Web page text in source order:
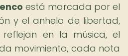
está marcada por el
y el anhelo de libertad,
en la música, el
movimiento, cada nota